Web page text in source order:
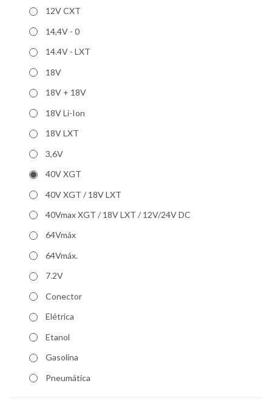
12V CXT
14,4V - 0
14.4V - LXT
18V
18V + 18V
18V Li-Ion
18V LXT
3,6V
40V XGT
40V XGT / 18V LXT
40Vmax XGT / 18V LXT / 12V/24V DC
64Vmáx
64Vmáx.
7.2V
Conector
Elétrica
Etanol
Gasolina
Pneumática